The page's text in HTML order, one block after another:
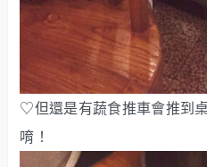
♡但還是有蔬食推車會推到
唷！